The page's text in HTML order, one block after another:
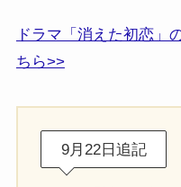
ドラマ「消えた初恋」
ちら>>
9月22日追記